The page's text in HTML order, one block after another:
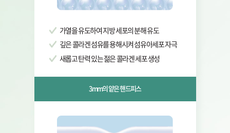
가열을 유도하여 지방 세포의 분해 유도
깊은 콜라겐 섬유를 용해시켜 섬유아세포 자극
새롭고 탄력 있는 젊은 콜라겐 세포 생성
3mm의 얕은 핸드피스